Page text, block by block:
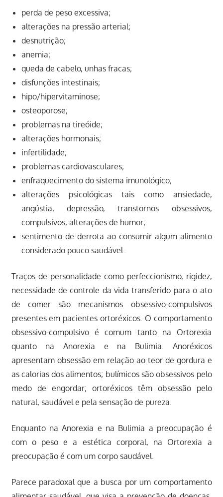
perda de peso excessiva;
alterações na pressão arterial;
desnutrição;
anemia;
queda de cabelo, unhas fracas;
disfunções intestinais;
hipo/hipervitaminose;
osteoporose;
problemas na tireóide;
alterações hormonais;
infertilidade;
problemas cardiovasculares;
enfraquecimento do sistema imunológico;
alterações psicológicas tais como ansiedade,
angústia, depressão, transtornos obsessivos,
compulsivos, alterações de humor;
sentimento de derrota ao consumir algum alimento
considerado pouco saudável.
Traços de personalidade como perfeccionismo, rigidez,
necessidade de controle da vida transferido para o ato
de comer são mecanismos obsessivo-compulsivos
presentes em pacientes ortoréxicos. O comportamento
obsessivo-compulsivo é comum tanto na Ortorexia
quanto na Anorexia e na Bulimia. Anoréxicos
apresentam obsessão em relação ao teor de gordura e
as calorias dos alimentos; bulímicos são obsessivos pelo
medo de engordar; ortoréxicos têm obsessão pelo
natural, saudável e pela sensação de pureza.
Enquanto na Anorexia e na Bulimia a preocupação é
com o peso e a estética corporal, na Ortorexia a
preocupação é com um corpo saudável.
Parece paradoxal que a busca por um comportamento